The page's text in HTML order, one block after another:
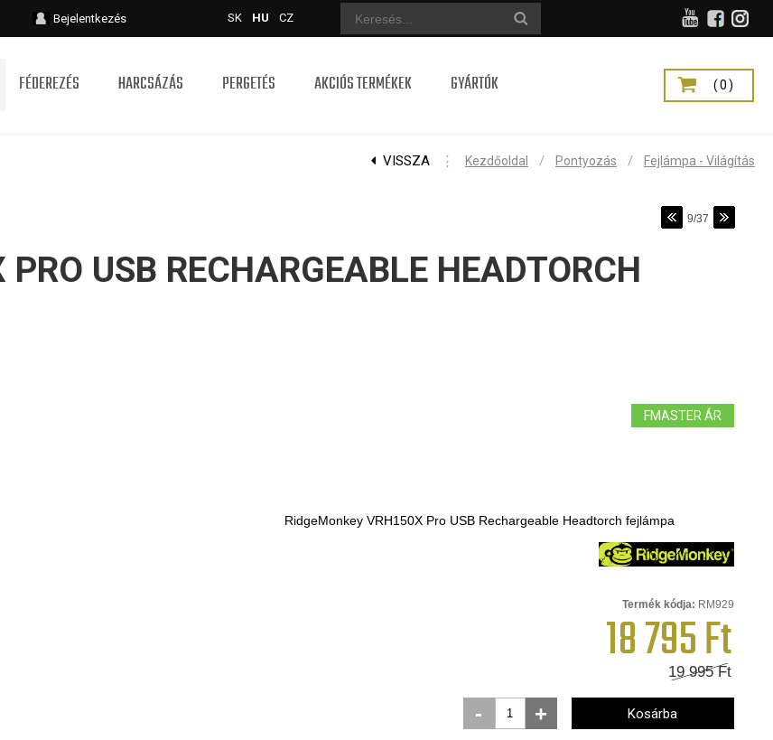
SK HU CZ
Bejelentkezés
FÉDEREZÉS HARCSÁZÁS PERGETÉS AKCIÓS TERMÉKEK GYÁRTÓK (0)
VISSZA ⋮ Kezdőoldal / Pontyozás / Fejlámpa - Világítás
9/37
USB RECHARGEABLE HEADTORCH
FMASTER ÁR
RidgeMonkey VRH150X Pro USB Rechargeable Headtorch fejlámpa
Termék kódja: RM929
18 795Ft
19 995Ft
- + Kosárba